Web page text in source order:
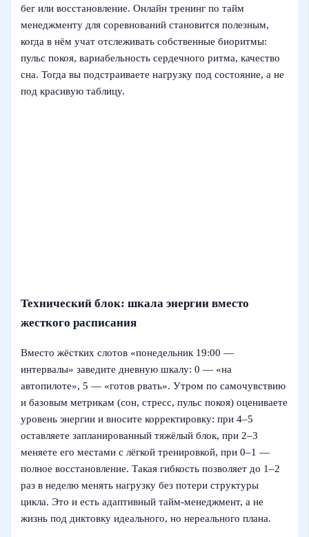
бег или восстановление. Онлайн тренинг по тайм
менеджменту для соревнований становится полезным,
когда в нём учат отслеживать собственные биоритмы:
пульс покоя, вариабельность сердечного ритма, качество
сна. Тогда вы подстраиваете нагрузку под состояние, а не
под красивую таблицу.
Технический блок: шкала энергии вместо
жесткого расписания
Вместо жёстких слотов «понедельник 19:00 —
интервалы» заведите дневную шкалу: 0 — «на
автопилоте», 5 — «готов рвать». Утром по самочувствию
и базовым метрикам (сон, стресс, пульс покоя) оцениваете
уровень энергии и вносите корректировку: при 4–5
оставляете запланированный тяжёлый блок, при 2–3
меняете его местами с лёгкой тренировкой, при 0–1 —
полное восстановление. Такая гибкость позволяет до 1–2
раз в неделю менять нагрузку без потери структуры
цикла. Это и есть адаптивный тайм-менеджмент, а не
жизнь под диктовку идеального, но нереального плана.